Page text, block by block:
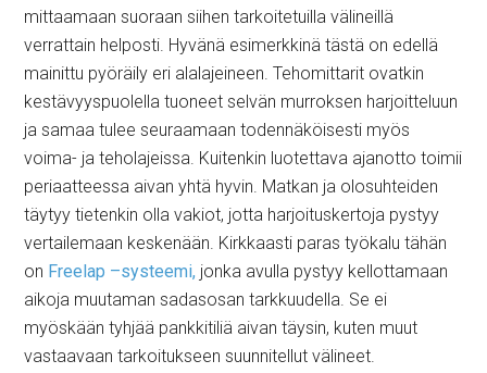
mittaamaan suoraan siihen tarkoitetuilla välineillä
verrattain helposti. Hyvänä esimerkkinä tästä on edellä
mainittu pyöräily eri alalajeineen. Tehomittarit ovatkin
kestävyyspuolella tuoneet selvän murroksen harjoitteluun
ja samaa tulee seuraamaan todennäköisesti myös
voima- ja teholajeissa. Kuitenkin luotettava ajanotto toimii
periaatteessa aivan yhtä hyvin. Matkan ja olosuhteiden
täytyy tietenkin olla vakiot, jotta harjoituskertoja pystyy
vertailemaan keskenään. Kirkkaasti paras työkalu tähän
on Freelap –systeemi, jonka avulla pystyy kellottamaan
aikoja muutaman sadasosan tarkkuudella. Se ei
myöskään tyhjää pankkitiliä aivan täysin, kuten muut
vastaavaan tarkoitukseen suunnitellut välineet.